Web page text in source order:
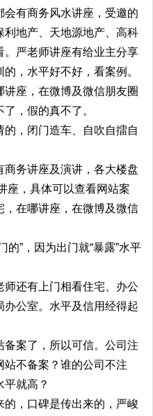
会有商务风水讲座，受邀的
地产、天地源地产、高科
严老师讲座有给业主分享
，水平好不好，看案例。
座，在微博及微信朋友圈
，假的真不了。
的，闭门造车、自吹自擂自
商务讲座及演讲，各大楼盘
座，具体可以查看网站案
在哪讲座，在微博及微信
的”，因为出门就“暴露”水平
师还有上门相看住宅、办公
公室。水平及信用经得起
备案了，所以可信。公司注
不备案？谁的公司不注
就高？
的，口碑是传出来的，严峻